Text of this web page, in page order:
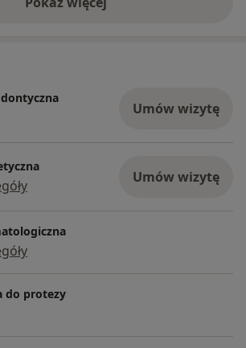
o doświadczeniu
Umów wizytę
Umów wizytę
do protezy